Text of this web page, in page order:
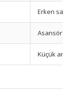
Erken saat
Asansör
Küçük